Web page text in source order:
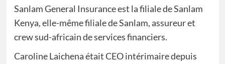
Sanlam General Insurance est la filiale de Sanlam
Kenya, elle-même filiale de Sanlam, assureur et
crew sud-africain de services financiers.
Caroline Laichena était CEO intérimaire depuis